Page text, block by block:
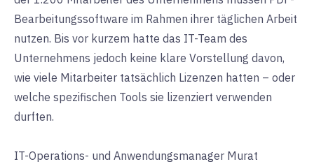
Bearbeitungssoftware im Rahmen ihrer täglichen Arbeit
nutzen. Bis vor kurzem hatte das IT-Team des
Unternehmens jedoch keine klare Vorstellung davon,
wie viele Mitarbeiter tatsächlich Lizenzen hatten – oder
welche spezifischen Tools sie lizenziert verwenden
durften.
IT-Operations- und Anwendungsmanager Murat